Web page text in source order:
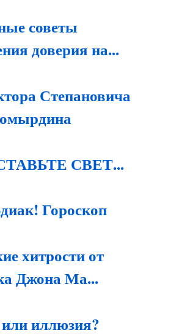
советы
доверия на...
Степановича
СВЕТ...
Гороскоп
хитрости от
Джона Ма...
иллюзия?